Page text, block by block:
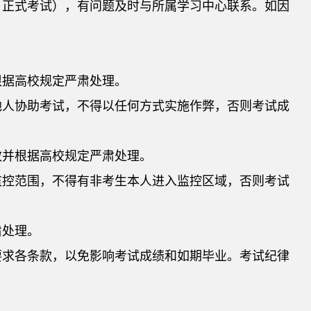
式考试），有问题及时与所属学习中心联系。如因
高校规定严肃处理。
协助考试，不得以任何方式实施作弊，否则考试成
根据高校规定严肃处理。
范围，不得有非考生本人进入监控区域，否则考试
理。
各条款，以免影响考试成绩和如期毕业。考试纪律